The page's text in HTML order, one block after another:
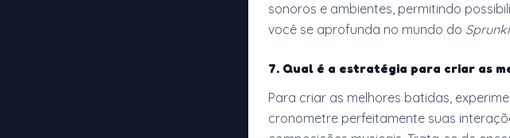
sonoros e ambientes, permitindo
você se aprofunda no mundo do
7. Qual é a estratégia para criar as
Para criar as melhores batidas,
cronometre perfeitamente suas